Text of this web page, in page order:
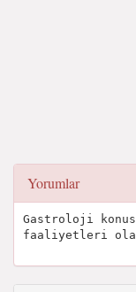
Yorumlar
Gastroloji
faaliyetleri